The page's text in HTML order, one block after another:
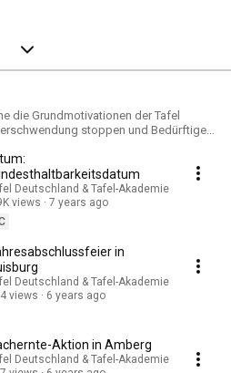
die Grundmotivationen der Tafel
stoppen und Bedürftigen
Deutschland & Tafel-Akademie
views
7 years ago
in
Deutschland & Tafel-Akademie
views
6 years ago
Aktion in Amberg
Deutschland & Tafel-Akademie